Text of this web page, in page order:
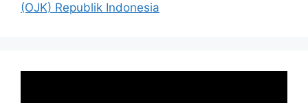
(OJK) Republik Indonesia